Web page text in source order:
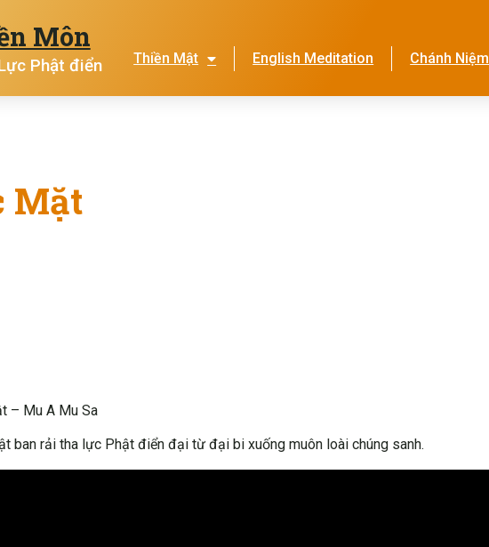
Môn
Phật điển Thiền Mật English Meditation Chánh Niệm
Mặt
– Mu A Mu Sa
ban rải tha lực Phật điển đại từ đại bi xuống muôn loài chúng sanh.